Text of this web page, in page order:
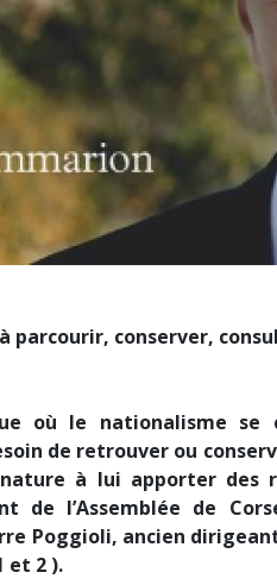
à parcourir, conserver,
de retrouver ou
Poggioli, ancien
et 2 ).
un Jean-Guy Talamoni qui
faire tout acteur